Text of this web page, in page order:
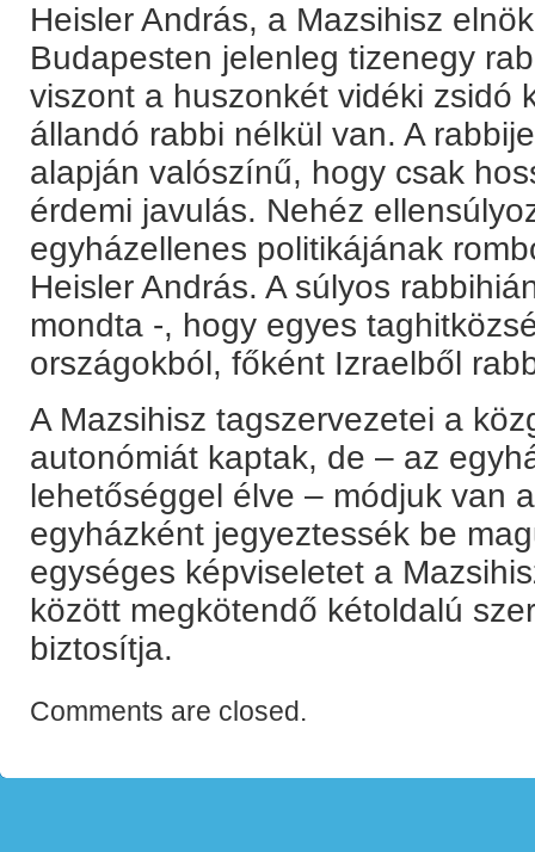
Heisler András, a Mazsihisz
Budapesten jelenleg tizenegy
viszont a huszonkét vidéki zsidó
állandó rabbi nélkül van. A
alapján valószínű, hogy csak
érdemi javulás. Nehéz
egyházellenes politikájának
Heisler András. A súlyos
mondta -, hogy egyes
országokból, főként Izraelből
A Mazsihisz tagszervezetei a
autonómiát kaptak, de – az
lehetőséggel élve – módjuk van
egyházként jegyeztessék be
egységes képviseletet a
között megkötendő kétoldalú
biztosítja.
Comments are closed.